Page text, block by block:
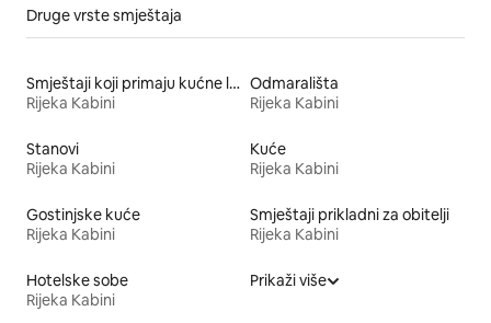
Druge vrste smještaja
Smještaji koji primaju kućne ljubimce
Rijeka Kabini
Odmarališta
Rijeka Kabini
Stanovi
Rijeka Kabini
Kuće
Rijeka Kabini
Gostinjske kuće
Rijeka Kabini
Smještaji prikladni za obitelji
Rijeka Kabini
Hotelske sobe
Rijeka Kabini
Prikaži više